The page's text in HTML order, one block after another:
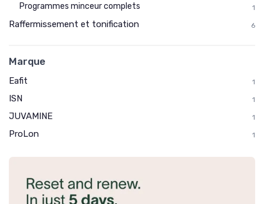
Programmes minceur complets 1
Raffermissement et tonification 6
Marque
Eafit 1
ISN 1
JUVAMINE 1
ProLon 1